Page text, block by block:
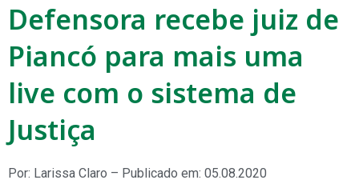
Defensora recebe juiz de
Piancó para mais uma
live com o sistema de
Justiça
Por: Larissa Claro – Publicado em: 05.08.2020